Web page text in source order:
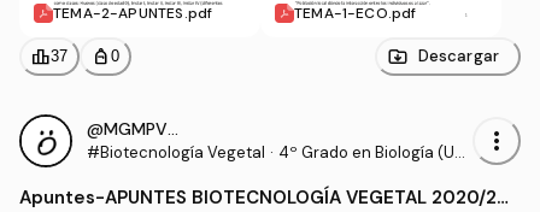
TEMA-2-APUNTES.pdf TEMA-1-ECO.pdf
leaderboard37 personal_bag 0 Descargar
@MGMPV_406948
#Biotecnología Vegetal · 4º Grado en Biología (UE
more_vert
Apuntes-APUNTES BIOTECNOLOGÍA VEGETAL 2020/202